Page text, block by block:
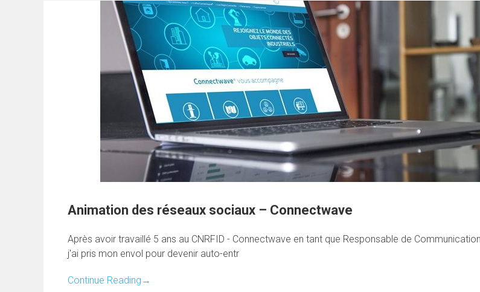
Animation des réseaux sociaux – Connectwave
Après avoir travaillé 5 ans au CNRFID - Connectwave en tant que Responsable de
j'ai pris mon envol pour devenir auto-entr
Continue Reading →